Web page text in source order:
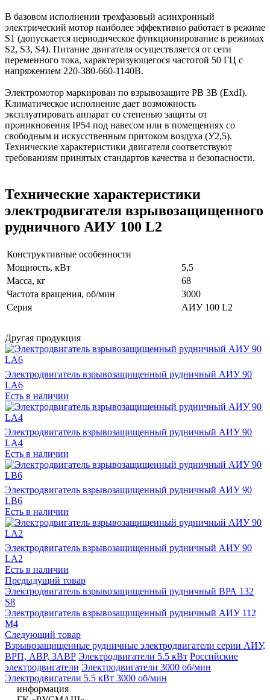
В базовом исполнении трехфазовый асинхронный
электрический мотор наиболее эффективно работает в режиме
S1 (допускается периодическое функционирование в режимах
S2, S3, S4). Питание двигателя осуществляется от сети
переменного тока, характеризующегося частотой 50 ГЦ с
напряжением 220-380-660-1140В.
Электромотор маркирован по взрывозащите РВ 3В (ExdI).
Климатическое исполнение дает возможность
эксплуатировать аппарат со степенью защиты от
проникновения IP54 под навесом или в помещениях со
свободным и искусственным притоком воздуха (У2,5).
Технические характеристики двигателя соответствуют
требованиям принятых стандартов качества и безопасности.
Технические характеристики
электродвигателя взрывозащищенного
рудничного АИУ 100 L2
Конструктивные особенности
Мощность, кВт
5,5
Масса, кг
68
Частота вращения, об/мин
3000
Серия
АИУ 100 L2
Другая продукция
Электродвигатель взрывозащищенный рудничный АИУ 90
LA6
Есть в наличии
Электродвигатель взрывозащищенный рудничный АИУ 90
LA4
Есть в наличии
Электродвигатель взрывозащищенный рудничный АИУ 90
LB6
Есть в наличии
Электродвигатель взрывозащищенный рудничный АИУ 90
LA2
Есть в наличии
Предыдущий товар
Электродвигатель взрывозащищенный рудничный ВРА 132
S8
Электродвигатель взрывозащищенный рудничный АИУ 112
M4
Следующий товар
Взрывозащищенные рудничные электродвигатели серии АИУ,
ВРП, АВР, 3АВР Электродвигатели 5.5 кВт Российские
электродвигатели Электродвигатели 3000 об/мин
Электродвигатели 5.5 кВт 3000 об/мин
информация